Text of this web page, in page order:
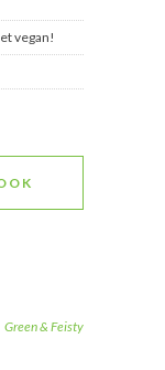
vegan!
Green & Feisty